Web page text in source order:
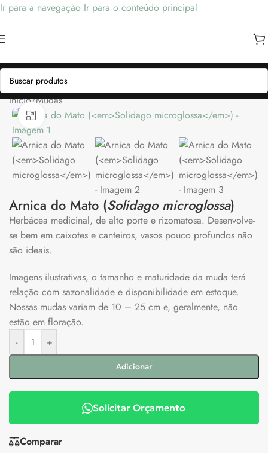
Ir para a navegação Ir para o conteúdo principal
Início/Mudas
Clique para ampliar
Arnica do Mato (Solidago microglossa)
Herbácea medicinal, de alto porte e rizomatosa. Desenvolve-
se bem em caixotes e canteiros, vasos pouco profundos não
são ideais.
Imagens ilustrativas, o tamanho e maturidade da muda terá
relação com sazonalidade e disponibilidade em estoque.
Nossas mudas variam de 10 – 25 cm e, geralmente, não
estão em floração.
-
+
Adicionar
Solicitar Orçamento
Comparar